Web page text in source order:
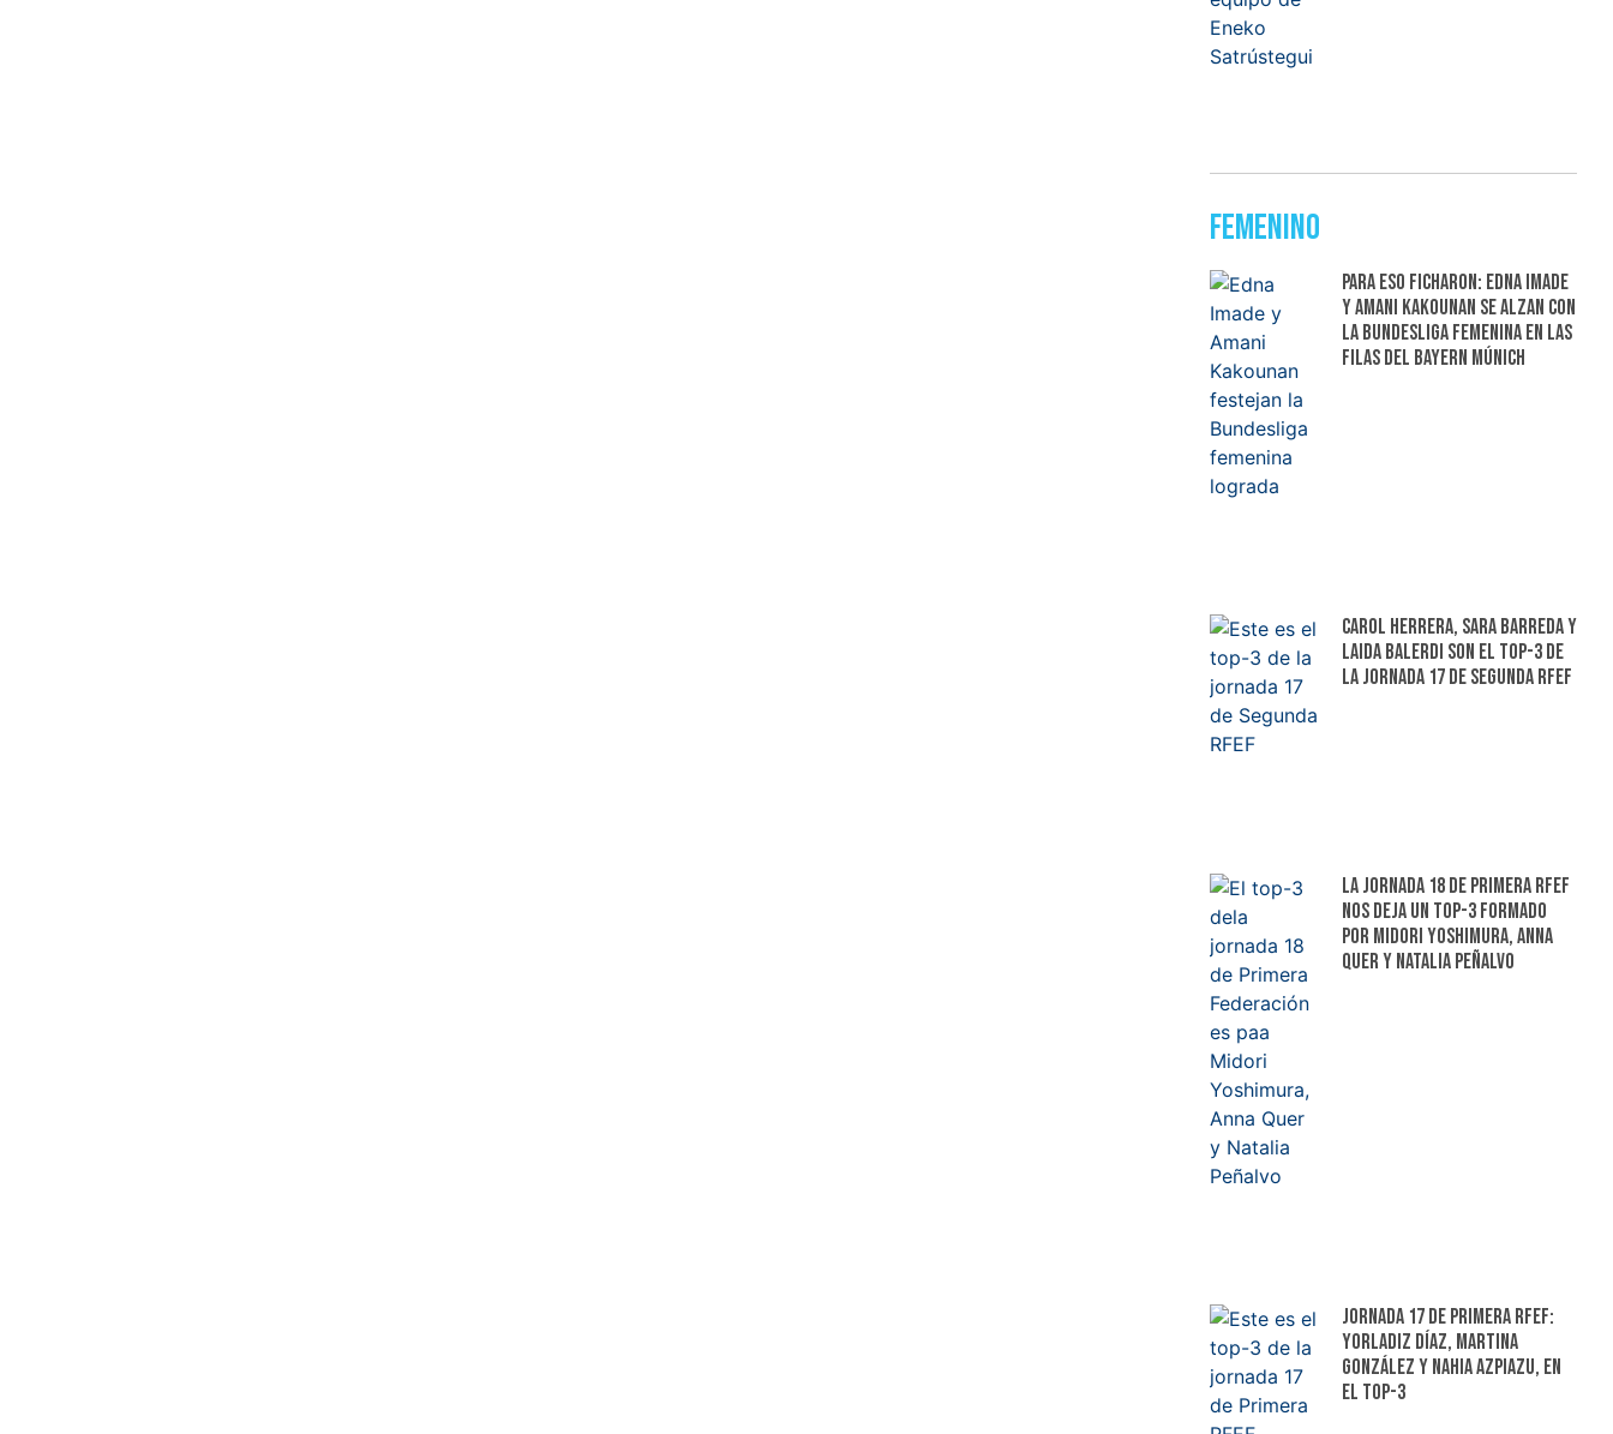
Femenino
Para eso ficharon: Edna Imade
y Amani Kakounan se alzan con
la Bundesliga femenina en las
filas del Bayern Múnich
Carol Herrera, Sara Barreda y
Laida Balerdi son el top-3 de
la jornada 17 de Segunda RFEF
La jornada 18 de Primera RFEF
nos deja un top-3 formado
por Midori Yoshimura, Anna
Quer y Natalia Peñalvo
Jornada 17 de Primera RFEF:
Yorladiz Díaz, Martina
González y Nahia Azpiazu, en
el top-3